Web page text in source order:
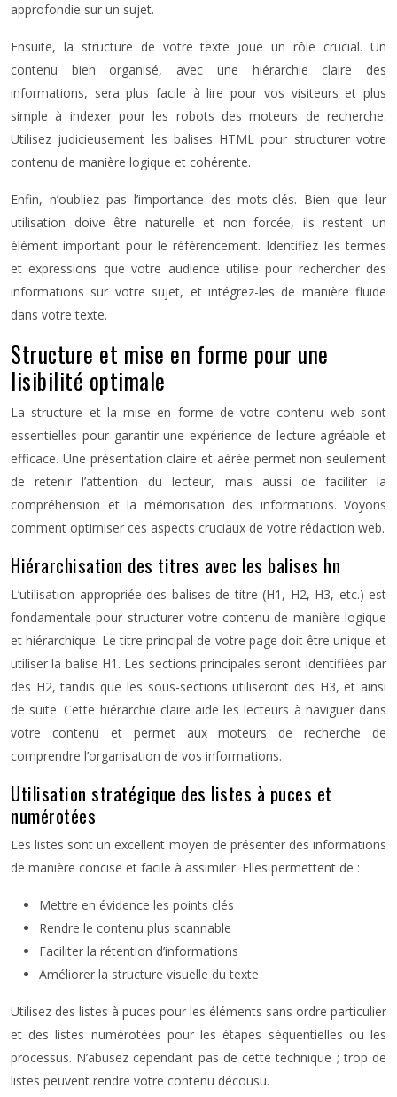
approfondie sur un sujet.
Ensuite, la structure de votre texte joue un rôle crucial. Un
contenu bien organisé, avec une hiérarchie claire des
informations, sera plus facile à lire pour vos visiteurs et plus
simple à indexer pour les robots des moteurs de recherche.
Utilisez judicieusement les balises HTML pour structurer votre
contenu de manière logique et cohérente.
Enfin, n’oubliez pas l’importance des mots-clés. Bien que leur
utilisation doive être naturelle et non forcée, ils restent un
élément important pour le référencement. Identifiez les termes
et expressions que votre audience utilise pour rechercher des
informations sur votre sujet, et intégrez-les de manière fluide
dans votre texte.
Structure et mise en forme pour une
lisibilité optimale
La structure et la mise en forme de votre contenu web sont
essentielles pour garantir une expérience de lecture agréable et
efficace. Une présentation claire et aérée permet non seulement
de retenir l’attention du lecteur, mais aussi de faciliter la
compréhension et la mémorisation des informations. Voyons
comment optimiser ces aspects cruciaux de votre rédaction web.
Hiérarchisation des titres avec les balises hn
L’utilisation appropriée des balises de titre (H1, H2, H3, etc.) est
fondamentale pour structurer votre contenu de manière logique
et hiérarchique. Le titre principal de votre page doit être unique et
utiliser la balise H1. Les sections principales seront identifiées par
des H2, tandis que les sous-sections utiliseront des H3, et ainsi
de suite. Cette hiérarchie claire aide les lecteurs à naviguer dans
votre contenu et permet aux moteurs de recherche de
comprendre l’organisation de vos informations.
Utilisation stratégique des listes à puces et
numérotées
Les listes sont un excellent moyen de présenter des informations
de manière concise et facile à assimiler. Elles permettent de :
Mettre en évidence les points clés
Rendre le contenu plus scannable
Faciliter la rétention d’informations
Améliorer la structure visuelle du texte
Utilisez des listes à puces pour les éléments sans ordre particulier
et des listes numérotées pour les étapes séquentielles ou les
processus. N’abusez cependant pas de cette technique ; trop de
listes peuvent rendre votre contenu décousu.